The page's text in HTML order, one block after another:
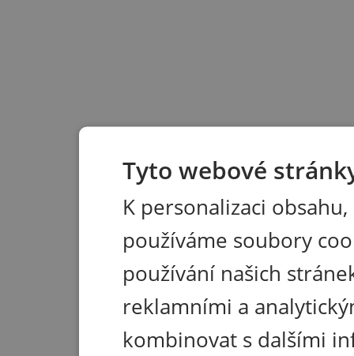
Tyto webové
K personalizaci
používáme soubory
používání našich
reklamními a
kombinovat s dalšími